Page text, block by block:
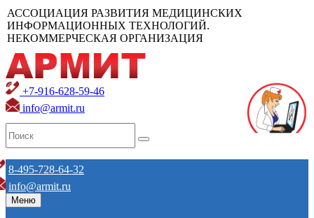
АССОЦИАЦИЯ РАЗВИТИЯ МЕДИЦИНСКИХ
ИНФОРМАЦИОННЫХ ТЕХНОЛОГИЙ.
НЕКОММЕРЧЕСКАЯ ОРГАНИЗАЦИЯ
+7-916-628-59-46
info@armit.ru
8-495-728-64-32
info@armit.ru
Меню